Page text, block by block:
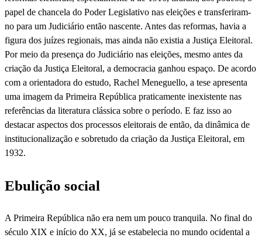
papel de chancela do Poder Legislativo nas eleições e transferiram-
no para um Judiciário então nascente. Antes das reformas, havia a
figura dos juízes regionais, mas ainda não existia a Justiça Eleitoral.
Por meio da presença do Judiciário nas eleições, mesmo antes da
criação da Justiça Eleitoral, a democracia ganhou espaço. De acordo
com a orientadora do estudo, Rachel Meneguello, a tese apresenta
uma imagem da Primeira República praticamente inexistente nas
referências da literatura clássica sobre o período. E faz isso ao
destacar aspectos dos processos eleitorais de então, da dinâmica de
institucionalização e sobretudo da criação da Justiça Eleitoral, em
1932.
Ebulição social
A Primeira República não era nem um pouco tranquila. No final do
século XIX e início do XX, já se estabelecia no mundo ocidental a